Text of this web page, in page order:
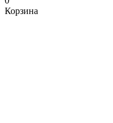
Корзина